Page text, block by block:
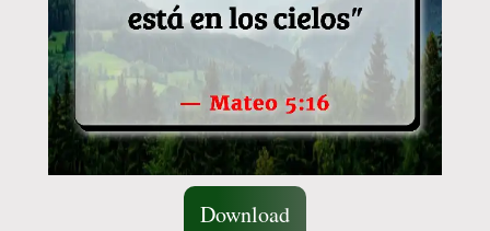
Download